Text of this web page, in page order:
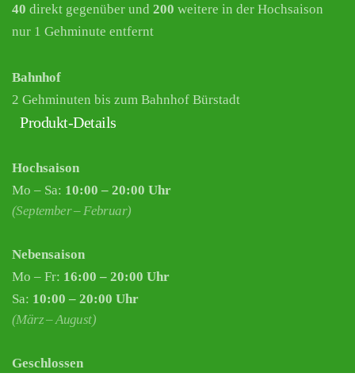
40 direkt gegenüber und 200 weitere in der Hochsaison
nur 1 Gehminute entfernt
Bahnhof
2 Gehminuten bis zum Bahnhof Bürstadt
Produkt-Details
Hochsaison
Mo – Sa: 10:00 – 20:00 Uhr
(September – Februar)
Nebensaison
Mo – Fr: 16:00 – 20:00 Uhr
Sa: 10:00 – 20:00 Uhr
(März – August)
Geschlossen